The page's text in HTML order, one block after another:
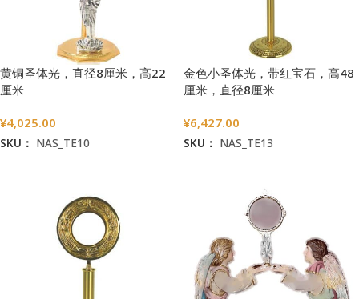
黄铜圣体光，直径8厘米，高22
厘米
¥4,025.00
SKU： NAS_TE10
金色小圣体光，带红宝石，高48
厘米，直径8厘米
¥6,427.00
SKU： NAS_TE13